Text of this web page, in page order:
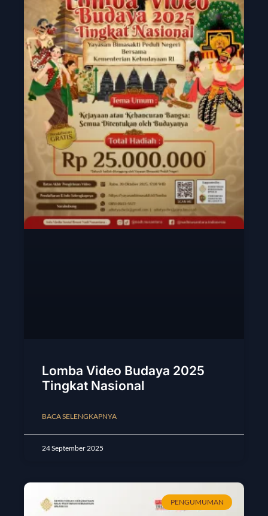
Lomba Video Budaya 2025
Tingkat Nasional
BACA SELENGKAPNYA
24 September 2025
PENGUMUMAN